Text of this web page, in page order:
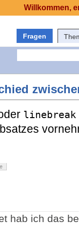
Fragen
linebreak
hab ich das
Willkommen,